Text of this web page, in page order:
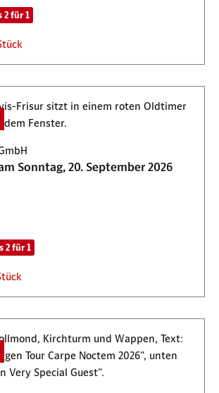
2 für 1
Sonntag, 20. September 2026
2 für 1